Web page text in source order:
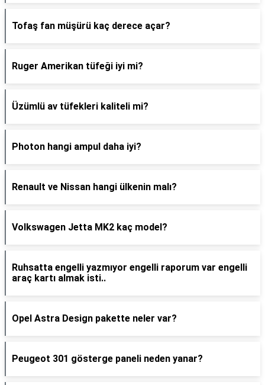
Tofaş fan müşürü kaç derece açar?
Ruger Amerikan tüfeği iyi mi?
Üzümlü av tüfekleri kaliteli mi?
Photon hangi ampul daha iyi?
Renault ve Nissan hangi ülkenin malı?
Volkswagen Jetta MK2 kaç model?
Ruhsatta engelli yazmıyor engelli raporum var engelli
araç kartı almak isti..
Opel Astra Design pakette neler var?
Peugeot 301 gösterge paneli neden yanar?